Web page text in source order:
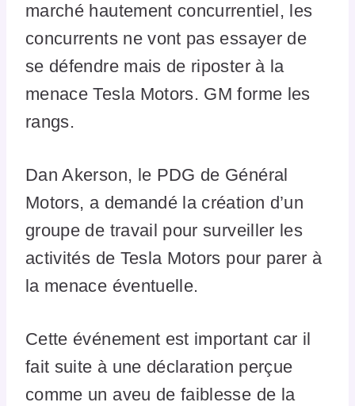
marché hautement concurrentiel, les
concurrents ne vont pas essayer de
se défendre mais de riposter à la
menace Tesla Motors. GM forme les
rangs.
Dan Akerson, le PDG de Général
Motors, a demandé la création d’un
groupe de travail pour surveiller les
activités de Tesla Motors pour parer à
la menace éventuelle.
Cette événement est important car il
fait suite à une déclaration perçue
comme un aveu de faiblesse de la